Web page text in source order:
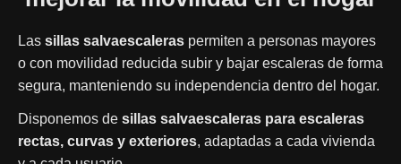
Las sillas salvaescaleras permiten a personas mayores
o con movilidad reducida subir y bajar escaleras de forma
segura, manteniendo su independencia dentro del hogar.
Disponemos de sillas salvaescaleras para escaleras
rectas, curvas y exteriores, adaptadas a cada vivienda